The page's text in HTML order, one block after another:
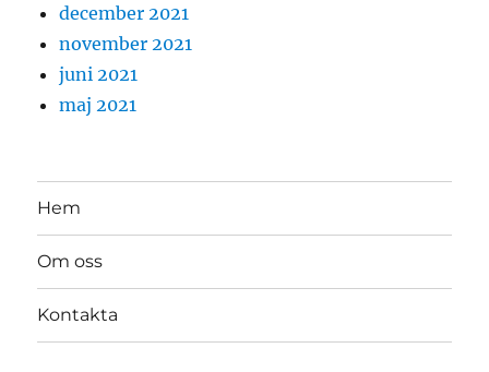
december 2021
november 2021
juni 2021
maj 2021
Hem
Om oss
Kontakta